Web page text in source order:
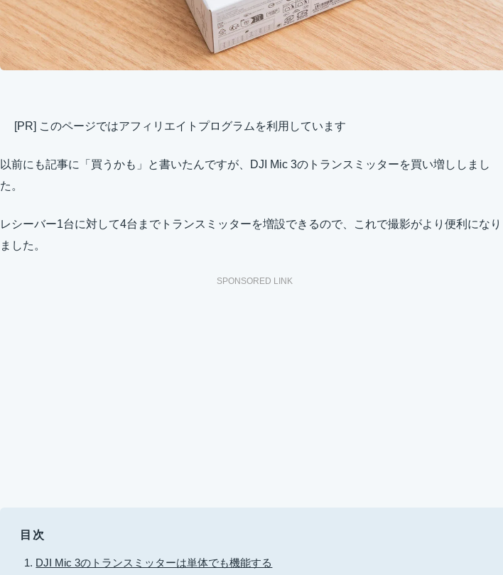
[PR] このページではアフィリエイトプログラムを利用しています
以前にも記事に「買うかも」と書いたんですが、DJI Mic 3のトランスミッターを買い増ししまし
た。
レシーバー1台に対して4台までトランスミッターを増設できるので、これで撮影がより便利になり
ました。
SPONSORED LINK
目次
DJI Mic 3のトランスミッターは単体でも機能する